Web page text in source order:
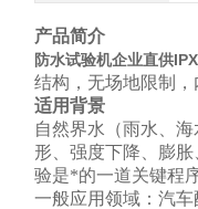
产品简介
防水试验机企业直供
结构，无场地限制
适用背景
自然界水（雨水、
形、强度下降、膨
验是*的一道关键程
一般应用领域：汽